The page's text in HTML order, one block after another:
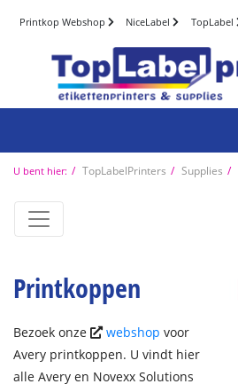
Printkop Webshop NiceLabel TopLabel
U bent hier: TopLabelPrinters Supplies
Printkoppen
Bezoek onze webshop voor
Avery printkoppen. U vindt hier
alle Avery en Novexx Solutions